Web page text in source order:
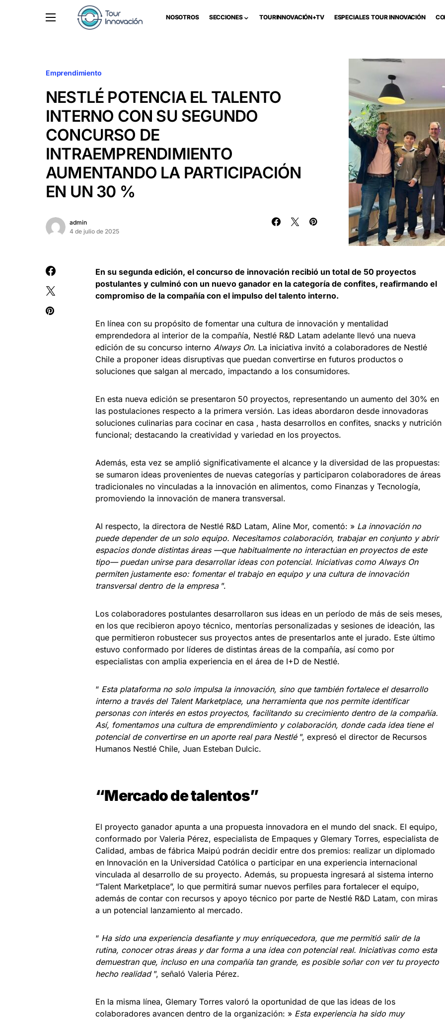
NOSOTROS SECCIONES TOURINNOVACIÓN+TV ESPECIALES TOUR INNOVACIÓN
Emprendimiento
NESTLÉ POTENCIA EL TALENTO
INTERNO CON SU SEGUNDO
CONCURSO DE
INTRAEMPRENDIMIENTO
AUMENTANDO LA PARTICIPACIÓN
EN UN 30 %
admin
4 de julio de 2025
En su segunda edición, el concurso de innovación recibió un total de 50 proyectos
postulantes y culminó con un nuevo ganador en la categoría de confites, reafirmando el
compromiso de la compañía con el impulso del talento interno.
En línea con su propósito de fomentar una cultura de innovación y mentalidad
emprendedora al interior de la compañía, Nestlé R&D Latam adelante llevó una nueva
edición de su concurso interno Always On. La iniciativa invitó a colaboradores de Nestlé
Chile a proponer ideas disruptivas que puedan convertirse en futuros productos o
soluciones que salgan al mercado, impactando a los consumidores.
En esta nueva edición se presentaron 50 proyectos, representando un aumento del 30% en
las postulaciones respecto a la primera versión. Las ideas abordaron desde innovadoras
soluciones culinarias para cocinar en casa , hasta desarrollos en confites, snacks y nutrición
funcional; destacando la creatividad y variedad en los proyectos.
Además, esta vez se amplió significativamente el alcance y la diversidad de las propuestas:
se sumaron ideas provenientes de nuevas categorías y participaron colaboradores de áreas
tradicionales no vinculadas a la innovación en alimentos, como Finanzas y Tecnología,
promoviendo la innovación de manera transversal.
Al respecto, la directora de Nestlé R&D Latam, Aline Mor, comentó: » La innovación no
puede depender de un solo equipo. Necesitamos colaboración, trabajar en conjunto y abrir
espacios donde distintas áreas —que habitualmente no interactúan en proyectos de este
tipo— puedan unirse para desarrollar ideas con potencial. Iniciativas como Always On
permiten justamente eso: fomentar el trabajo en equipo y una cultura de innovación
transversal dentro de la empresa”.
Los colaboradores postulantes desarrollaron sus ideas en un período de más de seis meses,
en los que recibieron apoyo técnico, mentorías personalizadas y sesiones de ideación, las
que permitieron robustecer sus proyectos antes de presentarlos ante el jurado. Este último
estuvo conformado por líderes de distintas áreas de la compañía, así como por
especialistas con amplia experiencia en el área de I+D de Nestlé.
“ Esta plataforma no solo impulsa la innovación, sino que también fortalece el desarrollo
interno a través del Talent Marketplace, una herramienta que nos permite identificar
personas con interés en estos proyectos, facilitando su crecimiento dentro de la compañía.
Así, fomentamos una cultura de emprendimiento y colaboración, donde cada idea tiene el
potencial de convertirse en un aporte real para Nestlé”, expresó el director de Recursos
Humanos Nestlé Chile, Juan Esteban Dulcic.
“Mercado de talentos”
El proyecto ganador apunta a una propuesta innovadora en el mundo del snack. El equipo,
conformado por Valeria Pérez, especialista de Empaques y Glemary Torres, especialista de
Calidad, ambas de fábrica Maipú podrán decidir entre dos premios: realizar un diplomado
en Innovación en la Universidad Católica o participar en una experiencia internacional
vinculada al desarrollo de su proyecto. Además, su propuesta ingresará al sistema interno
“Talent Marketplace”, lo que permitirá sumar nuevos perfiles para fortalecer el equipo,
además de contar con recursos y apoyo técnico por parte de Nestlé R&D Latam, con miras
a un potencial lanzamiento al mercado.
“ Ha sido una experiencia desafiante y muy enriquecedora, que me permitió salir de la
rutina, conocer otras áreas y dar forma a una idea con potencial real. Iniciativas como esta
demuestran que, incluso en una compañía tan grande, es posible soñar con ver tu proyecto
hecho realidad”, señaló Valeria Pérez.
En la misma línea, Glemary Torres valoró la oportunidad de que las ideas de los
colaboradores avancen dentro de la organización: » Esta experiencia ha sido muy